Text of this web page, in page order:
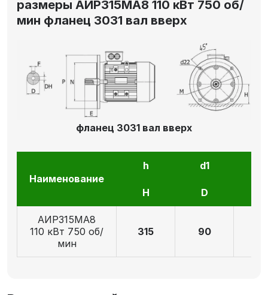
размеры АИР315МА8 110 кВт 750 об/
мин фланец 3031 вал вверх
фланец 3031 вал вверх
Наименование
h d1
H D
АИР315МА8
110 кВт 750 об/
мин
315 90